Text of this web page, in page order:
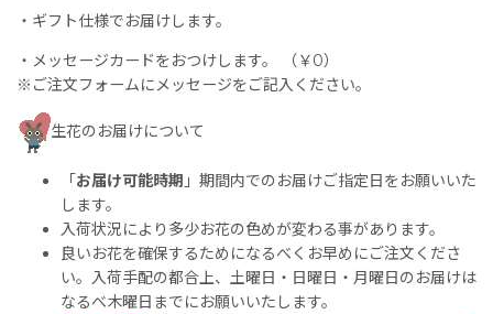
・ギフト仕様でお届けします。
・メッセージカードをおつけします。 （￥0）
※ご注文フォームにメッセージをご記入ください。
生花のお届けについて
「お届け可能時期 」期間内でのお届けご指定日をお願いいた
します。
入荷状況により多少お花の色めが変わる事があります。
良いお花を確保するためになるべくお早めにご注文くださ
い。入荷手配の都合上、土曜日・日曜日・月曜日のお届けは
なるべ木曜日までにお願いいたします。